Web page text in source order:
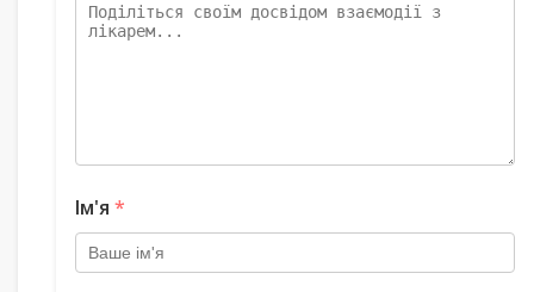
Ім'я *